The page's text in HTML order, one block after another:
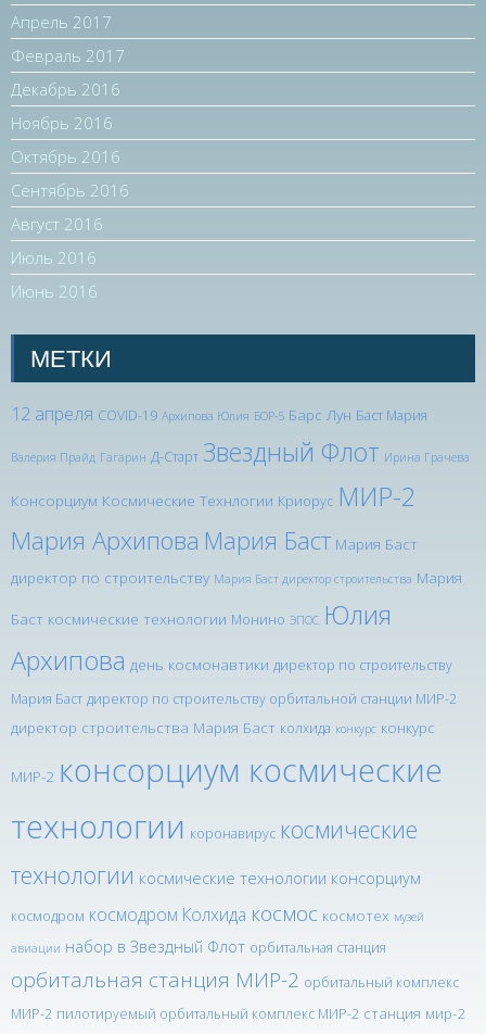
Апрель 2017
Февраль 2017
Декабрь 2016
Ноябрь 2016
Октябрь 2016
Сентябрь 2016
Август 2016
Июль 2016
Июнь 2016
МЕТКИ
12 апреля COVID-19 Архипова Юлия БОР-5 Барс Лун Баст Мария
Валерия Прайд Гагарин Д-Старт Звездный Флот Ирина Грачева
Консорциум Космические Технлогии Криорус МИР-2
Мария Архипова Мария Баст Мария Баст
директор по строительству Мария Баст директор строительства Мария
Баст космические технологии Монино ЭПОС Юлия
Архипова день космонавтики директор по строительству
Мария Баст директор по строительству орбитальной станции МИР-2
директор строительства Мария Баст колхида конкурс конкурс
МИР-2 консорциум космические
технологии коронавирус космические
технологии космические технологии консорциум
космодром космодром Колхида космос космотех музей
авиации набор в Звездный Флот орбитальная станция
орбитальная станция МИР-2 орбитальный комплекс
МИР-2 пилотируемый орбитальный комплекс МИР-2 станция мир-2